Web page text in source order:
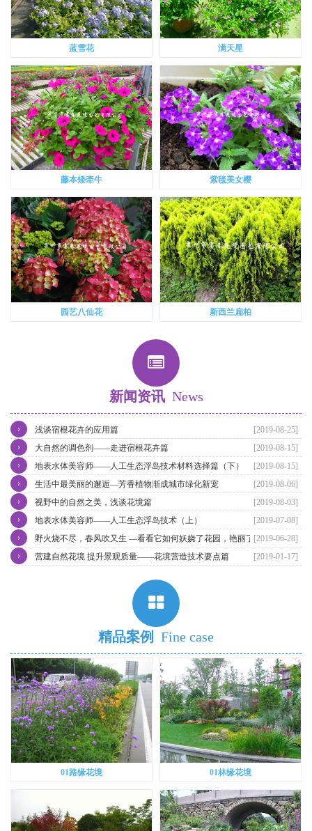
蓝雪花 满天星
藤本矮牵牛 紫毯美女樱
园艺八仙花 新西兰扁柏
新闻资讯 News
[2019-08-25]
浅谈宿根花卉的应用篇
›
[2019-08-15]
大自然的调色剂——走进宿根花卉篇
›
[2019-08-15]
地表水体美容师——人工生态浮岛技术材料选择篇（下）
›
[2019-08-06]
生活中最美丽的邂逅—芳香植物渐成城市绿化新宠
›
[2019-08-03]
视野中的自然之美，浅谈花境篇
›
[2019-07-08]
地表水体美容师——人工生态浮岛技术（上）
›
[2019-06-28]
野火烧不尽，春风吹又生 —看看它如何妖娆了花园，艳丽了四季。
›
[2019-01-17]
营建自然花境 提升景观质量——花境营造技术要点篇
›
精品案例 Fine case
01路缘花境 01林缘花境